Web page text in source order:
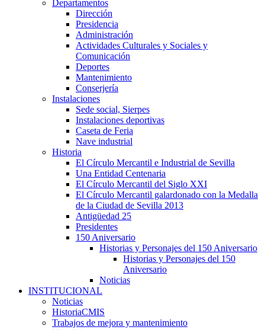
Departamentos
Dirección
Presidencia
Administración
Actividades Culturales y Sociales y
Comunicación
Deportes
Mantenimiento
Conserjería
Instalaciones
Sede social, Sierpes
Instalaciones deportivas
Caseta de Feria
Nave industrial
Historia
El Círculo Mercantil e Industrial de Sevilla
Una Entidad Centenaria
El Círculo Mercantil del Siglo XXI
El Círculo Mercantil galardonado con la Medalla
de la Ciudad de Sevilla 2013
Antigüedad 25
Presidentes
150 Aniversario
Historias y Personajes del 150 Aniversario
Historias y Personajes del 150
Aniversario
Noticias
INSTITUCIONAL
Noticias
HistoriaCMIS
Trabajos de mejora y mantenimiento